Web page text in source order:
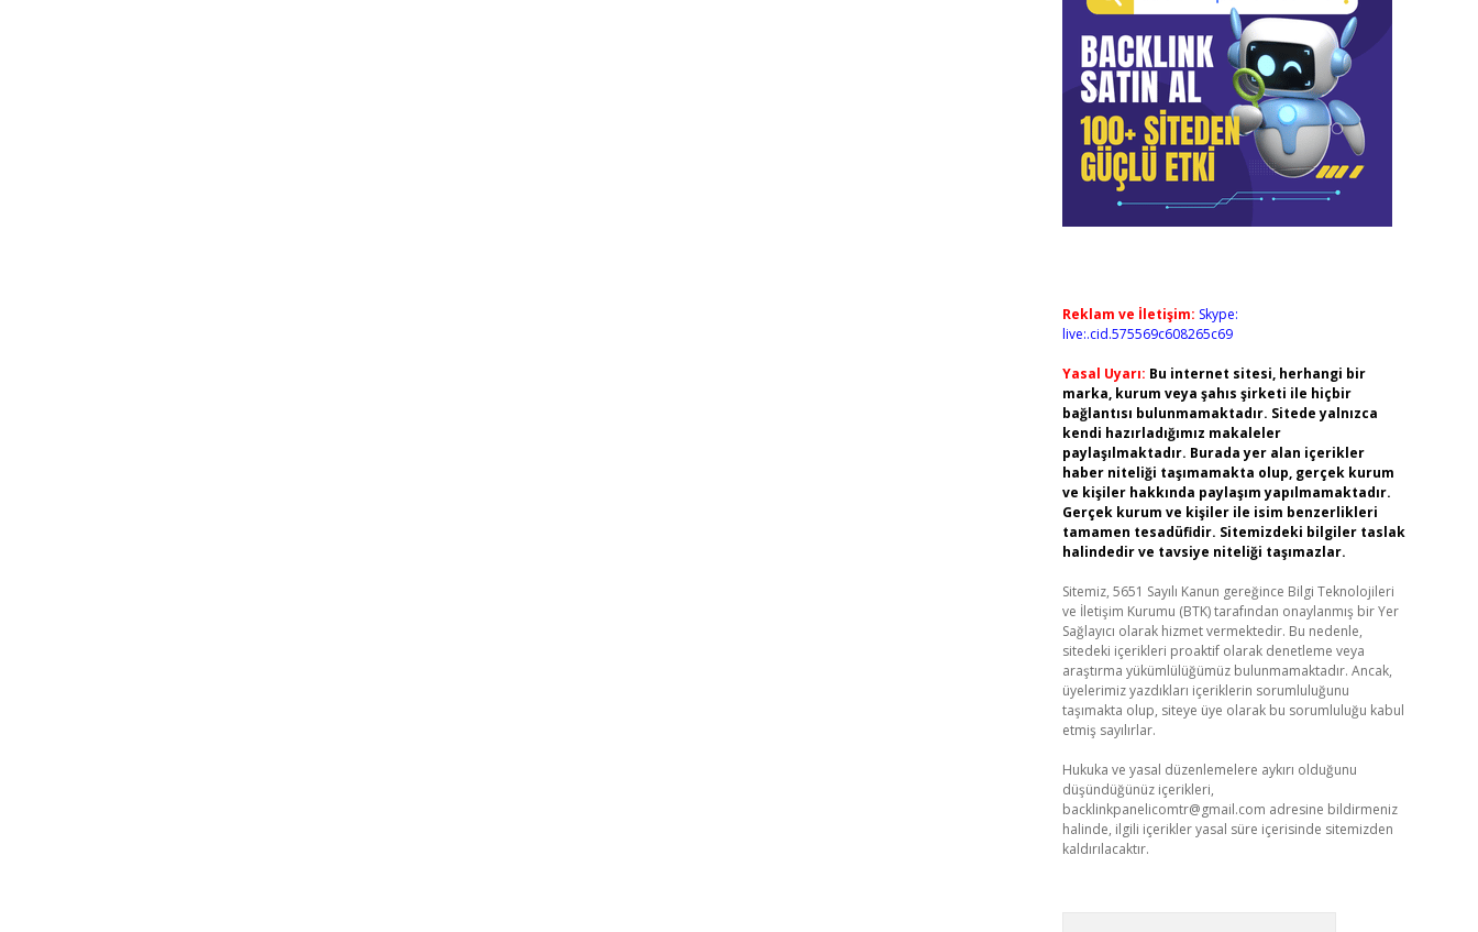
Reklam ve İletişim: Skype:
live:.cid.575569c608265c69
Yasal Uyarı: Bu internet sitesi, herhangi bir
marka, kurum veya şahıs şirketi ile hiçbir
bağlantısı bulunmamaktadır. Sitede yalnızca
kendi hazırladığımız makaleler
paylaşılmaktadır. Burada yer alan içerikler
haber niteliği taşımamakta olup, gerçek kurum
ve kişiler hakkında paylaşım yapılmamaktadır.
Gerçek kurum ve kişiler ile isim benzerlikleri
tamamen tesadüfidir. Sitemizdeki bilgiler taslak
halindedir ve tavsiye niteliği taşımazlar.
Sitemiz, 5651 Sayılı Kanun gereğince Bilgi Teknolojileri
ve İletişim Kurumu (BTK) tarafından onaylanmış bir Yer
Sağlayıcı olarak hizmet vermektedir. Bu nedenle,
sitedeki içerikleri proaktif olarak denetleme veya
araştırma yükümlülüğümüz bulunmamaktadır. Ancak,
üyelerimiz yazdıkları içeriklerin sorumluluğunu
taşımakta olup, siteye üye olarak bu sorumluluğu kabul
etmiş sayılırlar.
Hukuka ve yasal düzenlemelere aykırı olduğunu
düşündüğünüz içerikleri,
backlinkpanelicomtr@gmail.com adresine bildirmeniz
halinde, ilgili içerikler yasal süre içerisinde sitemizden
kaldırılacaktır.